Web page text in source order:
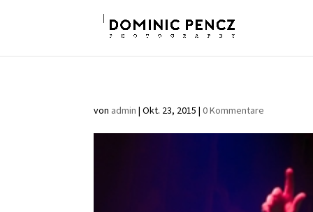
von admin |Okt. 23, 2015 |0 Kommentare